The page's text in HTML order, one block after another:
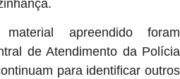
apreendido foram
de Atendimento da Polícia
para identificar outros